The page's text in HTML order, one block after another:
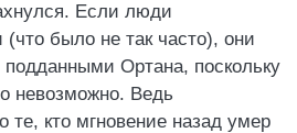
Если люди
было не так часто), они
Ортана, поскольку
невозможно. Ведь
те, кто мгновение назад умер